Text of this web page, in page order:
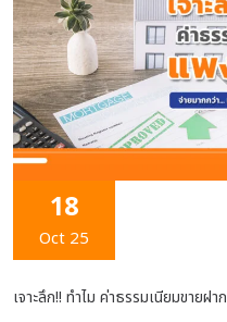
18
Oct 25
เจาะลึก!! ทำไม ค่าธรรมเนียมขายฝาก